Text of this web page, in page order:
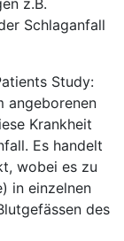
z.B.
Schlaganfall
Study:
angeborenen
Krankheit
Es handelt
wobei es zu
in einzelnen
des